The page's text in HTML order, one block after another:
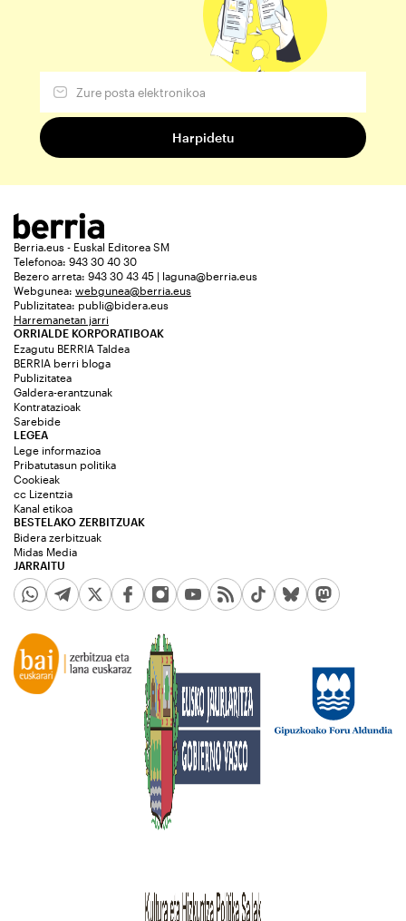
Berria.eus - Euskal Editorea SM
Telefonoa: 943 30 40 30
Bezero arreta: 943 30 43 45 | laguna@berria.eus
Webgunea: webgunea@berria.eus
Publizitatea: publi@bidera.eus
Harremanetan jarri
ORRIALDE KORPORATIBOAK
Ezagutu BERRIA Taldea
BERRIA berri bloga
Publizitatea
Galdera-erantzunak
Kontratazioak
Sarebide
JARRAITU
LEGEA
Lege informazioa
Pribatutasun politika
Cookieak
cc Lizentzia
Kanal etikoa
BESTELAKO ZERBITZUAK
Bidera zerbitzuak
Midas Media